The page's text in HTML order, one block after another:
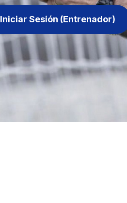
Iniciar Sesión (Entrenador)